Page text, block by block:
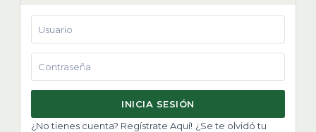
INICIA SESIÓN
¿No tienes cuenta? Regístrate Aquí! ¿Se te olvidó tu